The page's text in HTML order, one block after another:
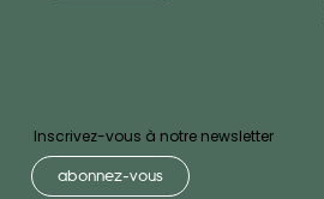
Inscrivez-vous à notre newsletter
abonnez-vous